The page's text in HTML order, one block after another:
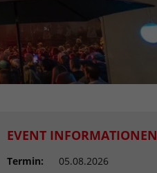
EVENT INFORMATIONEN
Termin:
05.08.2026